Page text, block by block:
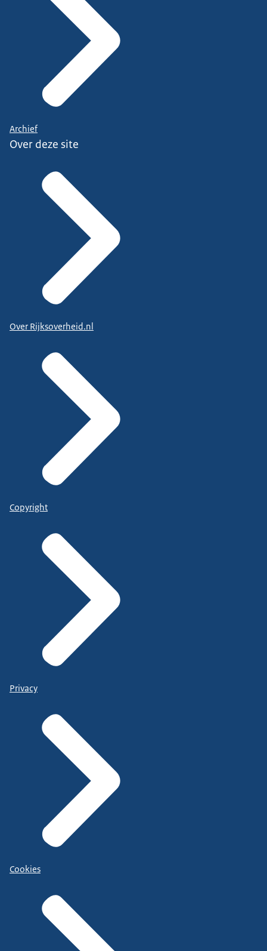
dan bied ik u hierbij graag de stukken aan.
Dank u wel.
Archief
Over deze site
Over Rijksoverheid.nl
Copyright
Privacy
Cookies